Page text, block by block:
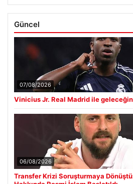
Güncel
07/08/2026
Vinicius Jr. Real Madrid ile
06/08/2026
Transfer Krizi Soruşturmaya